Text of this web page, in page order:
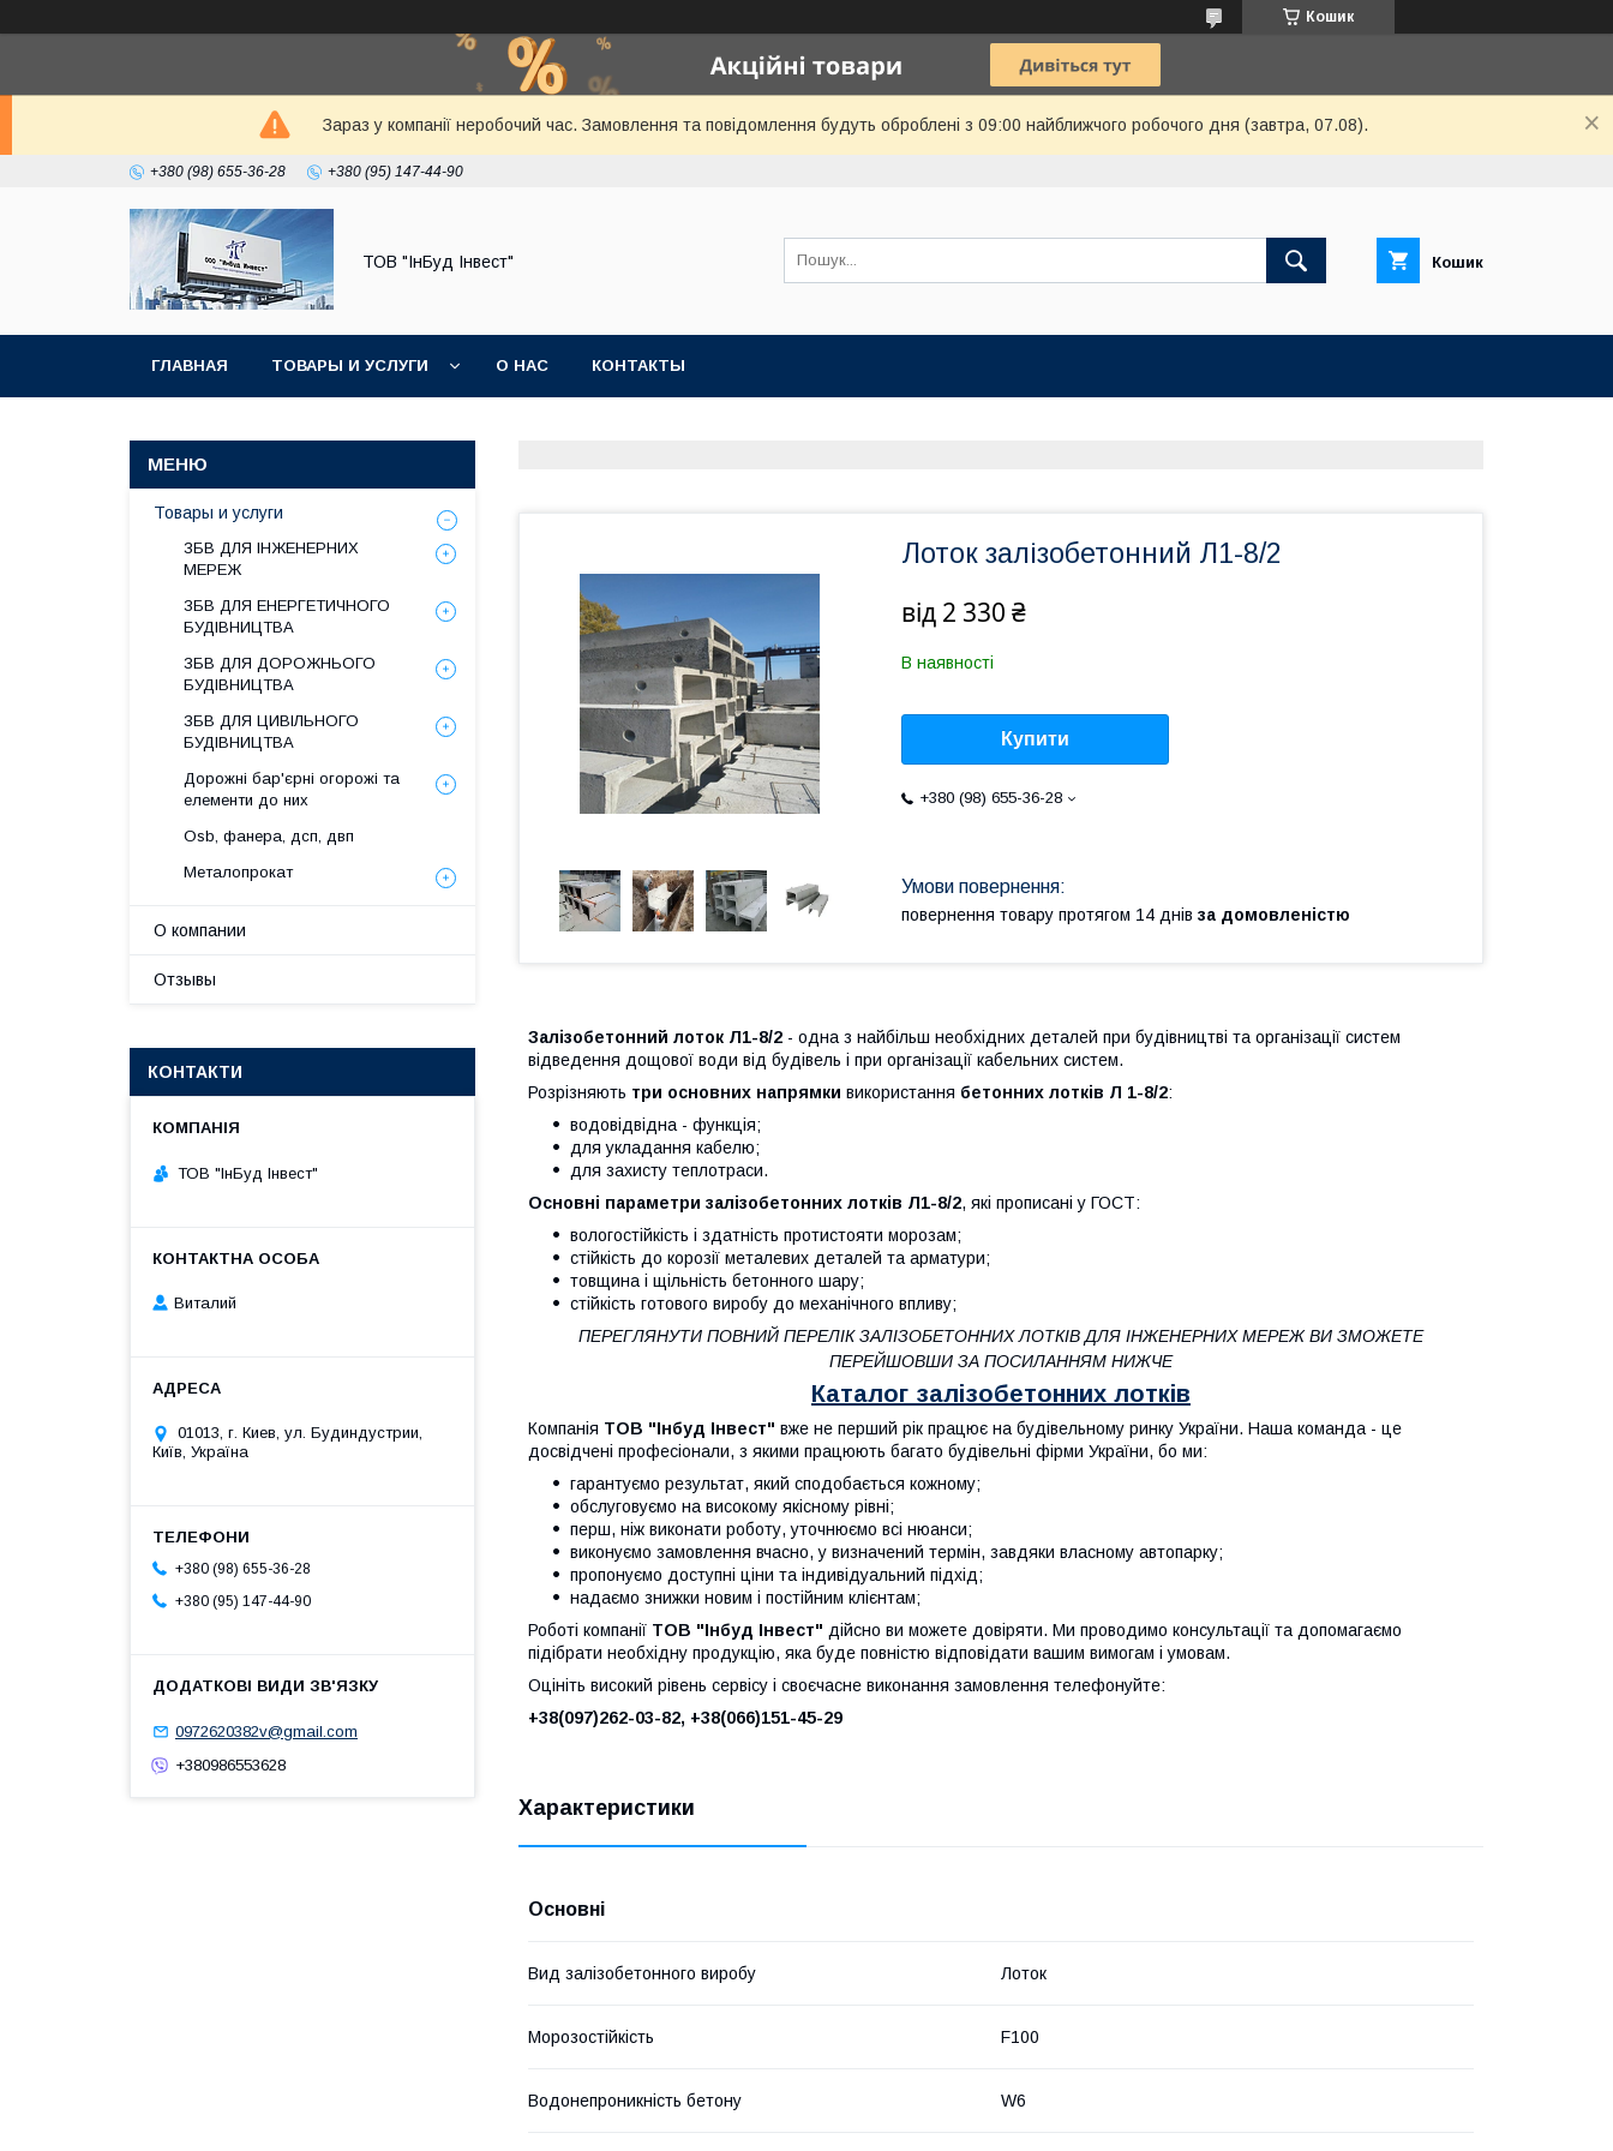
Кошик
Зараз у компанії неробочий час. Замовлення та повідомлення будуть оброблені з 09:00 найближчого робочого дня (завтра, 07.08).
+380 (98) 655-36-28 +380 (95) 147-44-90
ТОВ "ІнБуд Інвест" Кошик
ГЛАВНАЯ ТОВАРЫ И УСЛУГИ О НАС КОНТАКТЫ
Лоток залізобетонний Л1-8/2
від 2 330 ₴
В наявності
Купити
+380 (98) 655-36-28
повернення товару протягом 14 днів за домовленістю
Залізобетонний лоток Л1-8/2 - одна з найбільш необхідних деталей при будівництві та організації систем
відведення дощової води від будівель і при організації кабельних систем.
Розрізняють три основних напрямки використання бетонних лотків Л 1-8/2:
водовідвідна - функція;
для укладання кабелю;
для захисту теплотраси.
Основні параметри залізобетонних лотків Л1-8/2, які прописані у ГОСТ:
вологостійкість і здатність протистояти морозам;
стійкість до корозії металевих деталей та арматури;
товщина і щільність бетонного шару;
стійкість готового виробу до механічного впливу;
ПЕРЕГЛЯНУТИ ПОВНИЙ ПЕРЕЛІК ЗАЛІЗОБЕТОННИХ ЛОТКІВ ДЛЯ ІНЖЕНЕРНИХ МЕРЕЖ ВИ ЗМОЖЕТЕ
ПЕРЕЙШОВШИ ЗА ПОСИЛАННЯМ НИЖЧЕ
Каталог залізобетонних лотків
Компанія ТОВ "Інбуд Інвест" вже не перший рік працює на будівельному ринку України. Наша команда - це
досвідчені професіонали, з якими працюють багато будівельні фірми України, бо ми:
гарантуємо результат, який сподобається кожному;
обслуговуємо на високому якісному рівні;
перш, ніж виконати роботу, уточнюємо всі нюанси;
виконуємо замовлення вчасно, у визначений термін, завдяки власному автопарку;
пропонуємо доступні ціни та індивідуальний підхід;
надаємо знижки новим і постійним клієнтам;
Роботі компанії ТОВ "Інбуд Інвест" дійсно ви можете довіряти. Ми проводимо консультації та допомагаємо
підібрати необхідну продукцію, яка буде повністю відповідати вашим вимогам і умовам.
Оцініть високий рівень сервісу і своєчасне виконання замовлення телефонуйте:
+38(097)262-03-82, +38(066)151-45-29
Характеристики
Основні
Вид залізобетонного виробу Лоток
Морозостійкість F100
Водонепроникність бетону W6
Товары и услуги
ЗБВ ДЛЯ ІНЖЕНЕРНИХ
МЕРЕЖ
ЗБВ ДЛЯ ЕНЕРГЕТИЧНОГО
БУДІВНИЦТВА
ЗБВ ДЛЯ ДОРОЖНЬОГО
БУДІВНИЦТВА
ЗБВ ДЛЯ ЦИВІЛЬНОГО
БУДІВНИЦТВА
Дорожні бар'єрні огорожі та
елементи до них
Osb, фанера, дсп, двп
Металопрокат
О компании
Отзывы
КОНТАКТИ
ТОВ "ІнБуд Інвест"
Виталий
01013, г. Киев, ул. Будиндустрии,
Київ, Україна
+380 (98) 655-36-28
+380 (95) 147-44-90
0972620382v@gmail.com
+380986553628